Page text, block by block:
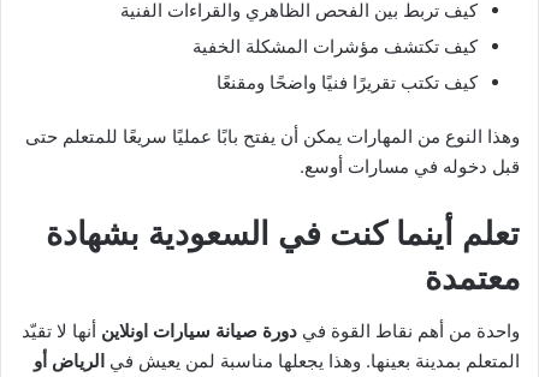
كيف تربط بين الفحص الظاهري والقراءات الفنية
كيف تكتشف مؤشرات المشكلة الخفية
كيف تكتب تقريرًا فنيًا واضحًا ومقنعًا
وهذا النوع من المهارات يمكن أن يفتح بابًا عمليًا سريعًا للمتعلم حتى
قبل دخوله في مسارات أوسع.
تعلم أينما كنت في السعودية بشهادة
معتمدة
واحدة من أهم نقاط القوة في دورة صيانة سيارات اونلاين أنها لا تقيّد
المتعلم بمدينة بعينها. وهذا يجعلها مناسبة لمن يعيش في الرياض أو